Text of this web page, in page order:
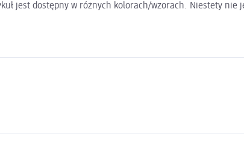
jest dostępny w różnych kolorach/wzorach. Niestety nie